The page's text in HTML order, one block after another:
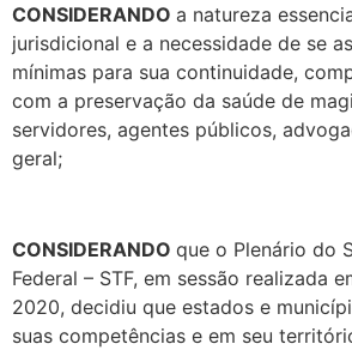
CONSIDERANDO a natureza
jurisdicional e a necessidade de se
mínimas para sua continuidade,
com a preservação da saúde de
servidores, agentes públicos,
geral;
CONSIDERANDO que o Plenário do
Federal – STF, em sessão realizada
2020, decidiu que estados e
suas competências e em seu